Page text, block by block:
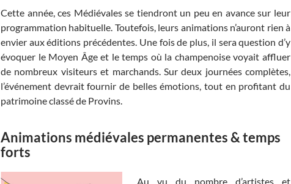
Cette année, ces Médiévales se tiendront un peu en avance sur leur
programmation habituelle. Toutefois, leurs animations n’auront rien à
envier aux éditions précédentes. Une fois de plus, il sera question d’y
évoquer le Moyen Âge et le temps où la champenoise voyait affluer
de nombreux visiteurs et marchands. Sur deux journées complètes,
l’événement devrait fournir de belles émotions, tout en profitant du
patrimoine classé de Provins.
Animations médiévales permanentes & temps
forts
Au vu du nombre d’artistes et